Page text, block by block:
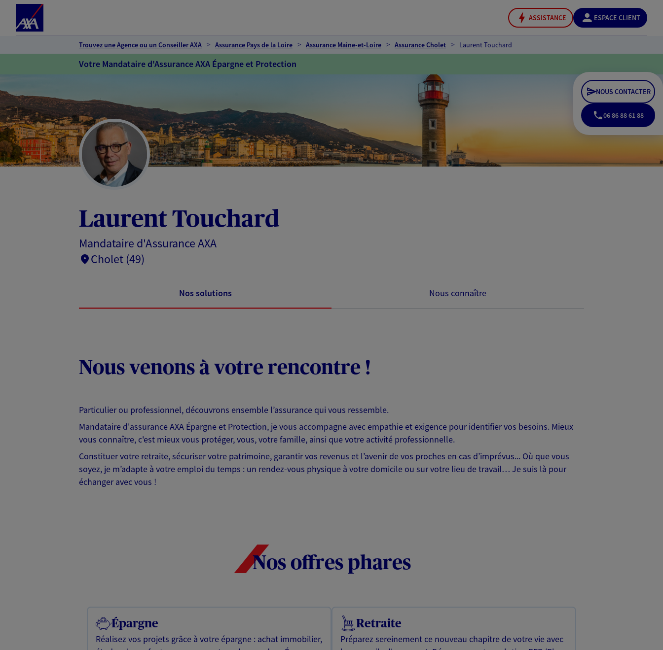
ASSISTANCE ESPACE CLIENT
Trouvez une Agence ou un Conseiller AXA Assurance Pays de la Loire Assurance Maine-et-Loire Assurance Cholet Laurent Touchard
Votre Mandataire d'Assurance AXA Épargne et Protection
Laurent Touchard
Mandataire d'Assurance AXA
Cholet (49)
NOUS CONTACTER
06 86 88 61 88
Nos solutions Nous connaître
Nous venons à votre rencontre !
Particulier ou professionnel, découvrons ensemble l’assurance qui vous ressemble.
Mandataire d'assurance AXA Épargne et Protection, je vous accompagne avec empathie et exigence pour identifier vos besoins. Mieux
vous connaître, c'est mieux vous protéger, vous, votre famille, ainsi que votre activité professionnelle.
Constituer votre retraite, sécuriser votre patrimoine, garantir vos revenus et l’avenir de vos proches en cas d’imprévus... Où que vous
soyez, je m’adapte à votre emploi du temps : un rendez-vous physique à votre domicile ou sur votre lieu de travail… Je suis là pour
échanger avec vous !
Nos offres phares
Épargne
Réalisez vos projets grâce à votre épargne : achat immobilier,
Retraite
Préparez sereinement ce nouveau chapitre de votre vie avec